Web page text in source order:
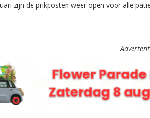
zijn de prikposten weer open voor alle